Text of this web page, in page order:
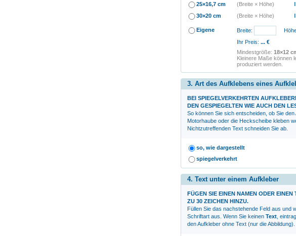
25×16,7 cm
(Breite × Höhe)
30×20 cm
(Breite × Höhe)
Eigene Breite:
Ihr Preis: ...€
Mindestgröße: 18×12
Kleinere Maße können
produziert werden.
3. Art des Aufklebens eines
BEI SPIEGELVERKEHRTEN
DEN GESPIEGELTEN WIE AUCH DEN
So können Sie sich entscheiden, ob Sie den
Motorhaube oder die Heckscheibe kleben
Nichtzutreffenden Text schneiden Sie ab.
so, wie dargestellt
spiegelverkehrt
4. Text unter einem Aufkleber
FÜGEN SIE EINEN NAMEN ODER EINEN
ZU 30 ZEICHEN HINZU.
Füllen Sie das nachstehende Feld aus und
Schriftart aus. Wenn Sie keinen Text,
den Aufkleber ohne Text (nur die Abbildung).